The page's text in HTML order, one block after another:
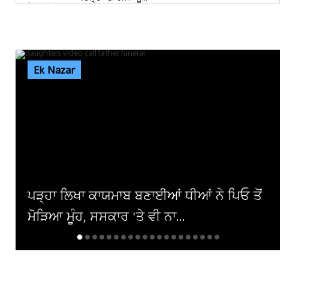
Ek Nazar
ਚੰਡੀਗੜ੍ਹ ਜ਼ਿਲ੍ਹਾ ਅਦਾਲਤ ਨੇ ਸਲਮਾਨ ਖਾਨ ਨੂੰ
ਜਾਰੀ ਕੀਤਾ ਨੋਟਿਸ, ਜਾਣੋ ਕੀ ਹੈ...